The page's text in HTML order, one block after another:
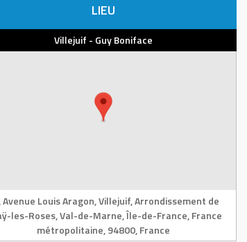
LIEU
Villejuif - Guy Boniface
Avenue Louis Aragon, Villejuif, Arrondissement de
les-Roses, Val-de-Marne, Île-de-France, France
métropolitaine, 94800, France